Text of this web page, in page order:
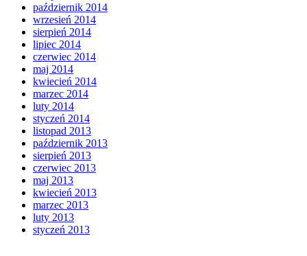
październik 2014
wrzesień 2014
sierpień 2014
lipiec 2014
czerwiec 2014
maj 2014
kwiecień 2014
marzec 2014
luty 2014
styczeń 2014
listopad 2013
październik 2013
sierpień 2013
czerwiec 2013
maj 2013
kwiecień 2013
marzec 2013
luty 2013
styczeń 2013